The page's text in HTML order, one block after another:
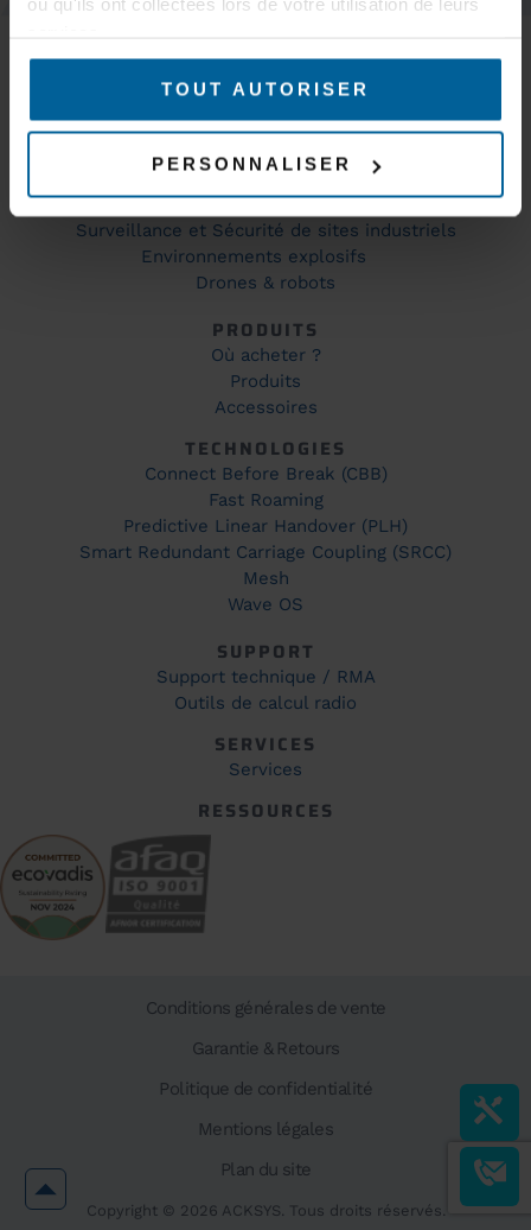
TOUT AUTORISER
PERSONNALISER
AGV, AMR & robots logistiques
Ponts roulants, portiques et grues
Mines & Carrières
Production et automatisation industrielle
Couverture WiFi
Surveillance et Sécurité de sites industriels
Environnements explosifs
Drones & robots
PRODUITS
Où acheter ?
Produits
Accessoires
TECHNOLOGIES
Connect Before Break (CBB)
Fast Roaming
Predictive Linear Handover (PLH)
Smart Redundant Carriage Coupling (SRCC)
Mesh
Wave OS
SUPPORT
Support technique / RMA
Outils de calcul radio
SERVICES
Services
RESSOURCES
Conditions générales de vente
Garantie & Retours
Politique de confidentialité
Mentions légales
Plan du site
Copyright © 2026 ACKSYS. Tous droits réservés.